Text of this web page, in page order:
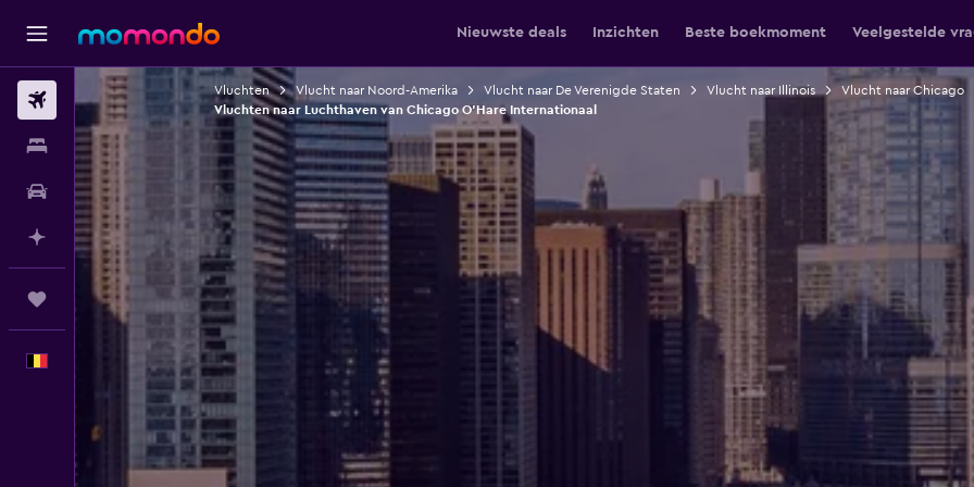
Nieuwste deals Inzichten Beste boekmoment Veelgestelde
Vluchten
Verblijven
Autoverhuur
Plan met AI
Trips
Vluchten Vlucht naar Noord-Amerika Vlucht naar De Verenigde Staten Vlucht naar Illinois
Vlucht naar Chicago
Vluchten naar Luchthaven van Chicago O'Hare Internationaal